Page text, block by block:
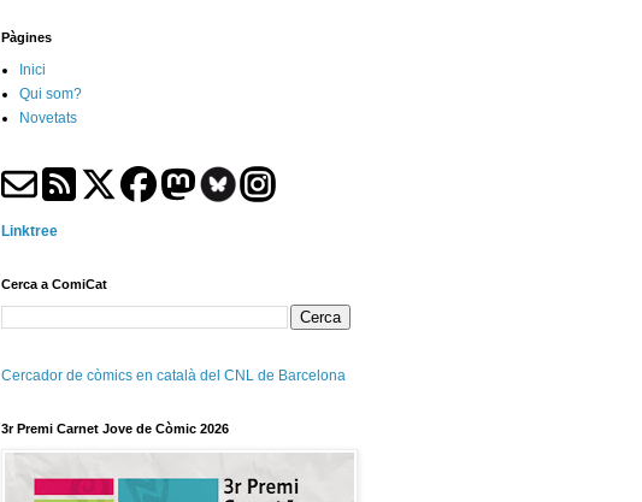
Pàgines
Inici
Qui som?
Novetats
Linktree
Cerca a ComiCat
Cercador de còmics en català del CNL de Barcelona
3r Premi Carnet Jove de Còmic 2026